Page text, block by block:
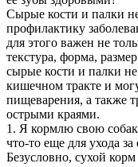
Сырые кости и палки
профилактику
для этого важен не
текстура, форма,
сырые кости и палки
кишечном тракте и
пищеварения, а также
острыми краями.
1. Я кормлю свою
что-то еще для ухода
Безусловно, сухой